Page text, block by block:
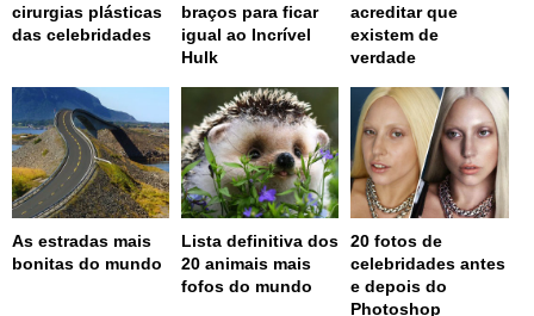
cirurgias plásticas
das celebridades
braços para ficar
igual ao Incrível
Hulk
acreditar que
existem de
verdade
As estradas mais
bonitas do mundo
Lista definitiva dos
20 animais mais
fofos do mundo
20 fotos de
celebridades antes
e depois do
Photoshop